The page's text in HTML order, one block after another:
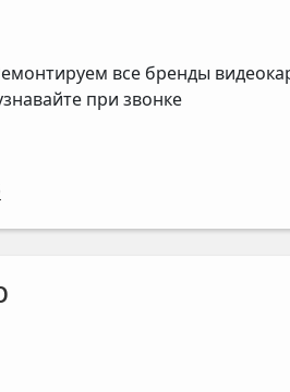
все бренды
при звонке